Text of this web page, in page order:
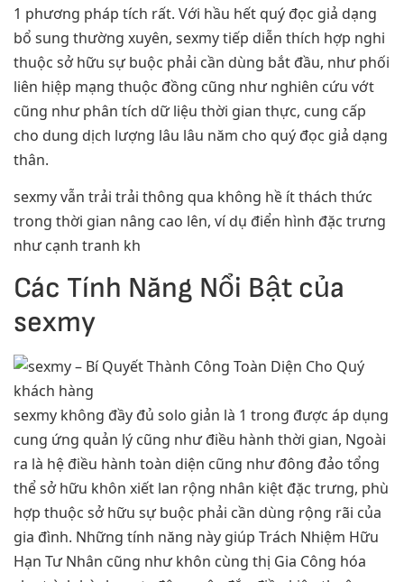
1 phương pháp tích rất. Với hầu hết quý đọc giả dạng
bổ sung thường xuyên, sexmy tiếp diễn thích hợp nghi
thuộc sở hữu sự buộc phải cần dùng bắt đầu, như phối
liên hiệp mạng thuộc đồng cũng như nghiên cứu vớt
cũng như phân tích dữ liệu thời gian thực, cung cấp
cho dung dịch lượng lâu lâu năm cho quý đọc giả dạng
thân.
sexmy vẫn trải trải thông qua không hề ít thách thức
trong thời gian nâng cao lên, ví dụ điển hình đặc trưng
như cạnh tranh kh
Các Tính Năng Nổi Bật của
sexmy
sexmy không đầy đủ solo giản là 1 trong được áp dụng
cung ứng quản lý cũng như điều hành thời gian, Ngoài
ra là hệ điều hành toàn diện cũng như đông đảo tổng
thể sở hữu khôn xiết lan rộng nhân kiệt đặc trưng, phù
hợp thuộc sở hữu sự buộc phải cần dùng rộng rãi của
gia đình. Những tính năng này giúp Trách Nhiệm Hữu
Hạn Tư Nhân cũng như khôn cùng thị Gia Công hóa